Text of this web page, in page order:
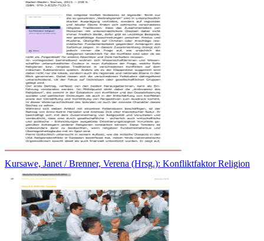
Kursawe, Janet / Brenner, Verena (Hrsg.): Konfliktfaktor Religion